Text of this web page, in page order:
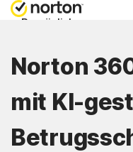
Persönlich
Small Business
Support
Norton
mit KI-